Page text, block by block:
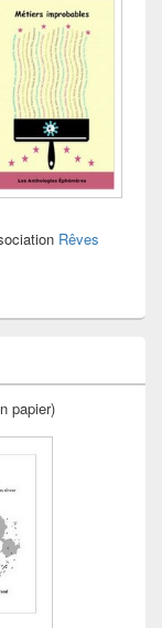
Rêves
papier)